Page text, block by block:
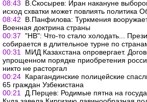
08:43
В.Скосырев: Иран накануне
исход схватки может повлиять политика
08:42
В.Панфилова: Туркмения
Военная доктрина страны
00:37 "НВ": Что-то стало холодать...
собирается в длительное турне по
00:31
МИД Казахстана опровергает.
упрощенном порядке приобретения
никто не расторгал
00:24 Карагандинские полицейские
65 граждан Узбекистана
00:21
Д.Перцев: Родимые пятна на